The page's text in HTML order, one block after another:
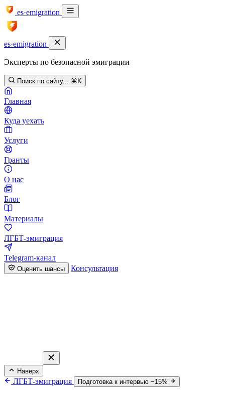
es·emigration
es·emigration
Эксперты по безопасной эмиграции
Поиск по сайту... ⌘K
Главная
Куда уехать
Услуги
Гранты
О нас
Блог
Материалы
ЛГБТ-эмиграция
Telegram-канал
Оценить шансы Консультация
Наверх
ЛГБТ-эмиграция Подготовка к интервью −15%